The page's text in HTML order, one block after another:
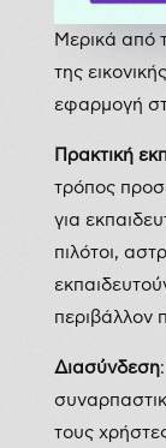
Μερικά από
της
εφαρμογή
Πρακτική
τρόπος
για
πιλότοι,
περιβάλλον
Διασύνδεση
τους